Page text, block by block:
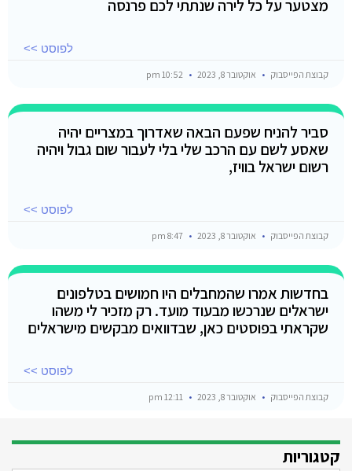
מצטער על כל לירה שנתתי לכם פרנסה
לפוסט >>
קבוצת הפייסבוק אוקטובר 8, 2023
סביר להניח שפעם הבאה שאדרוך במצריים יהיה
שאסע לשם עם הרכב שלי בלי לעבור שום גבול ויהיה
רשום ישראל בוויז,
לפוסט >>
קבוצת הפייסבוק אוקטובר 8, 2023
בחדשות אמרו שהמחבלים היו חמושים בטלפונים
ישראלים שנרכשו מבעוד מועד. רק מזכיר לי משהו
שקראתי בפוסטים כאן, שבדוואים מבקשים מישראלים
לפוסט >>
קבוצת הפייסבוק אוקטובר 8, 2023
קטגוריות